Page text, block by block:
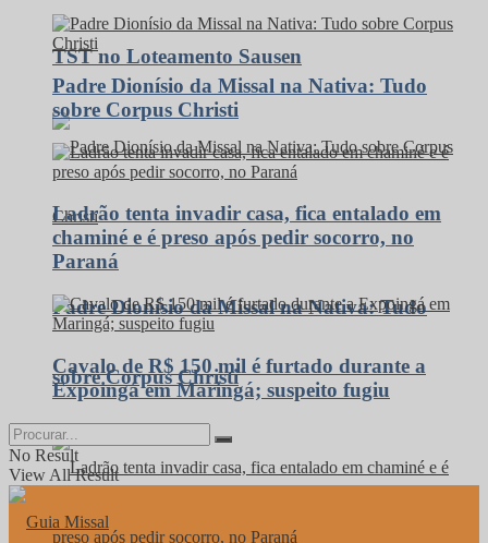
TST no Loteamento Sausen
Padre Dionísio da Missal na Nativa: Tudo
sobre Corpus Christi
Padre Dionísio da Missal na Nativa: Tudo
sobre Corpus Christi
Ladrão tenta invadir casa, fica entalado em
chaminé e é preso após pedir socorro, no
Paraná
Cavalo de R$ 150 mil é furtado durante a
Expoingá em Maringá; suspeito fugiu
No Result
View All Result